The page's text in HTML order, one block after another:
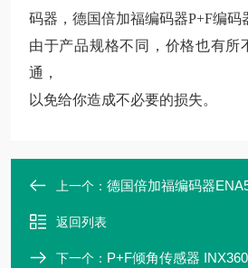
码器，德国倍加福编码器P+F编码
由于产品规格不同，价格也有所
通，
以免给你造成不必要的损失。
上一个： 德国倍加福编码器ENA58IL-
返回列表
下一个： P+F倾角传感器 INX360D-